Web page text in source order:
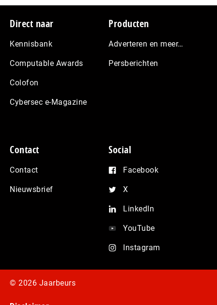
Footer
Direct naar
Kennisbank
Computable Awards
Colofon
Cybersec e-Magazine
Producten
Adverteren en meer…
Persberichten
Contact
Contact
Nieuwsbrief
Social
Facebook
X
LinkedIn
YouTube
Instagram
© 2026 Jaarbeurs